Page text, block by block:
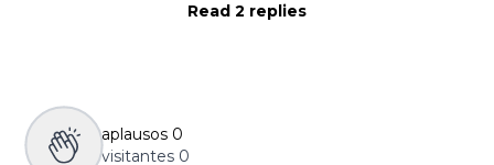
Read 2 replies
aplausos 0
visitantes 0